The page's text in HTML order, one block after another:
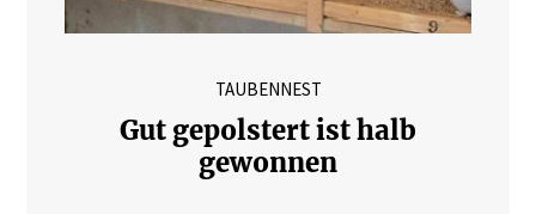
TAUBENNEST
Gut gepolstert ist halb
gewonnen